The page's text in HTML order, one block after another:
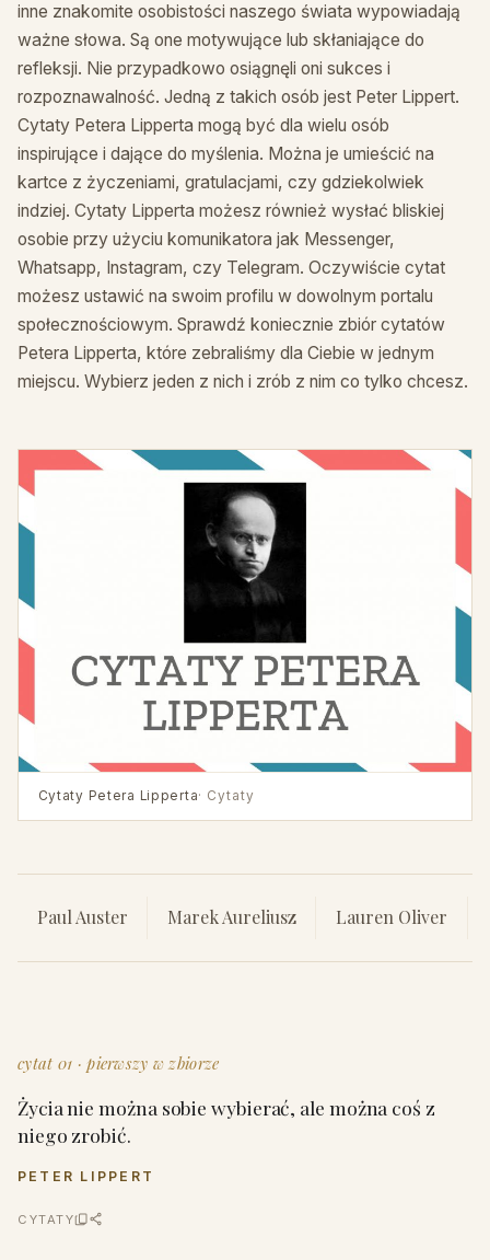
inne znakomite osobistości naszego świata wypowiadają
ważne słowa. Są one motywujące lub skłaniające do
refleksji. Nie przypadkowo osiągnęli oni sukces i
rozpoznawalność. Jedną z takich osób jest Peter Lippert.
Cytaty Petera Lipperta mogą być dla wielu osób
inspirujące i dające do myślenia. Można je umieścić na
kartce z życzeniami, gratulacjami, czy gdziekolwiek
indziej. Cytaty Lipperta możesz również wysłać bliskiej
osobie przy użyciu komunikatora jak Messenger,
Whatsapp, Instagram, czy Telegram. Oczywiście cytat
możesz ustawić na swoim profilu w dowolnym portalu
społecznościowym. Sprawdź koniecznie zbiór cytatów
Petera Lipperta, które zebraliśmy dla Ciebie w jednym
miejscu. Wybierz jeden z nich i zrób z nim co tylko chcesz.
Cytaty Petera Lipperta· Cytaty
Paul Auster Marek Aureliusz Lauren Oliver
cytat 01 · pierwszy w zbiorze
Życia nie można sobie wybierać, ale można coś z
niego zrobić.
PETER LIPPERT
CYTATY